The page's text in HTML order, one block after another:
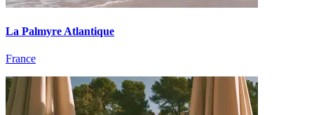
La Palmyre Atlantique
France